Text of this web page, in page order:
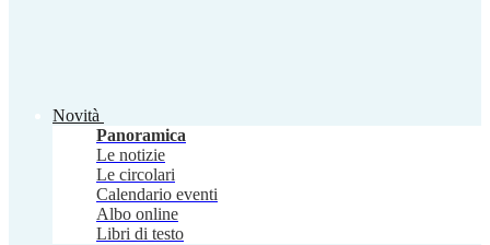
Novità
Panoramica
Le notizie
Le circolari
Calendario eventi
Albo online
Libri di testo